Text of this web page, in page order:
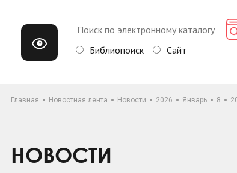
Библиопоиск Сайт
Главная Новостная лента Новости 2026 Январь 8
НОВОСТИ